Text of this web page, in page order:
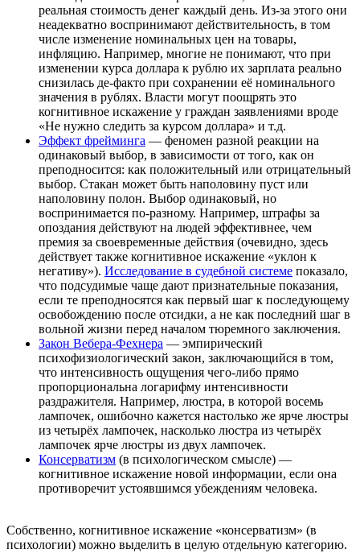
реальная стоимость денег каждый день. Из-за этого они
неадекватно воспринимают действительность, в том
числе изменение номинальных цен на товары,
инфляцию. Например, многие не понимают, что при
изменении курса доллара к рублю их зарплата реально
снизилась де-факто при сохранении её номинального
значения в рублях. Власти могут поощрять это
когнитивное искажение у граждан заявлениями вроде
«Не нужно следить за курсом доллара» и т.д.
Эффект фрейминга — феномен разной реакции на
одинаковый выбор, в зависимости от того, как он
преподносится: как положительный или отрицательный
выбор. Стакан может быть наполовину пуст или
наполовину полон. Выбор одинаковый, но
воспринимается по-разному. Например, штрафы за
опоздания действуют на людей эффективнее, чем
премия за своевременные действия (очевидно, здесь
действует также когнитивное искажение «уклон к
негативу»). Исследование в судебной системе показало,
что подсудимые чаще дают признательные показания,
если те преподносятся как первый шаг к последующему
освобождению после отсидки, а не как последний шаг в
вольной жизни перед началом тюремного заключения.
Закон Вебера-Фехнера — эмпирический
психофизиологический закон, заключающийся в том,
что интенсивность ощущения чего-либо прямо
пропорциональна логарифму интенсивности
раздражителя. Например, люстра, в которой восемь
лампочек, ошибочно кажется настолько же ярче люстры
из четырёх лампочек, насколько люстра из четырёх
лампочек ярче люстры из двух лампочек.
Консерватизм (в психологическом смысле) —
когнитивное искажение новой информации, если она
противоречит устоявшимся убеждениям человека.
Собственно, когнитивное искажение «консерватизм» (в
психологии) можно выделить в целую отдельную категорию.